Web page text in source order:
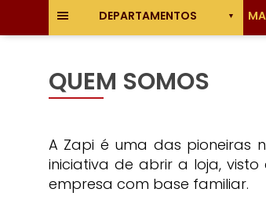
DEPARTAMENTOS
QUEM SOMOS
A Zapi é uma das pioneiras
iniciativa de abrir a loja,
empresa com base familiar.